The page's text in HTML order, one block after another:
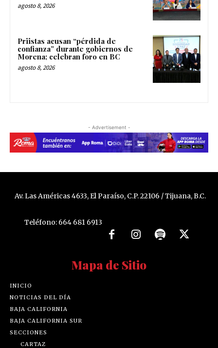
agosto 8, 2026
Priistas acusan “pérdida de
confianza” durante gobiernos de
Morena; celebran foro en BC
agosto 8, 2026
- Advertisement -
Av. Las Américas 4633, El Paraíso, C.P. 22106 / Tijuana, B.C.
Teléfono: 664 681 6913
Mapa de Sitio
INICIO
NOTICIAS DEL DÍA
BAJA CALIFORNIA
BAJA CALIFORNIA SUR
SECCIONES
CARTAZ